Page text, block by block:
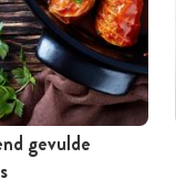
gevulde